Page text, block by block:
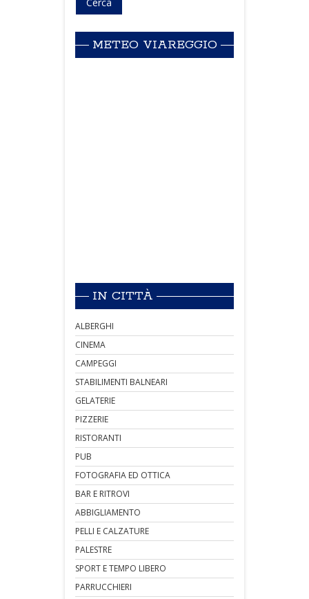
METEO VIAREGGIO
IN CITTÀ
ALBERGHI
CINEMA
CAMPEGGI
STABILIMENTI BALNEARI
GELATERIE
PIZZERIE
RISTORANTI
PUB
FOTOGRAFIA ED OTTICA
BAR E RITROVI
ABBIGLIAMENTO
PELLI E CALZATURE
PALESTRE
SPORT E TEMPO LIBERO
PARRUCCHIERI